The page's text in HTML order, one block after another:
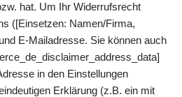
hat. Um Ihr Widerrufsrecht
([Einsetzen: Namen/Firma,
E-Mailadresse. Sie können auch
in den Einstellungen
Erklärung (z.B. ein mit